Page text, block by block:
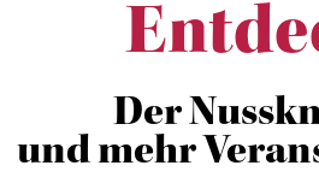
Der
und mehr